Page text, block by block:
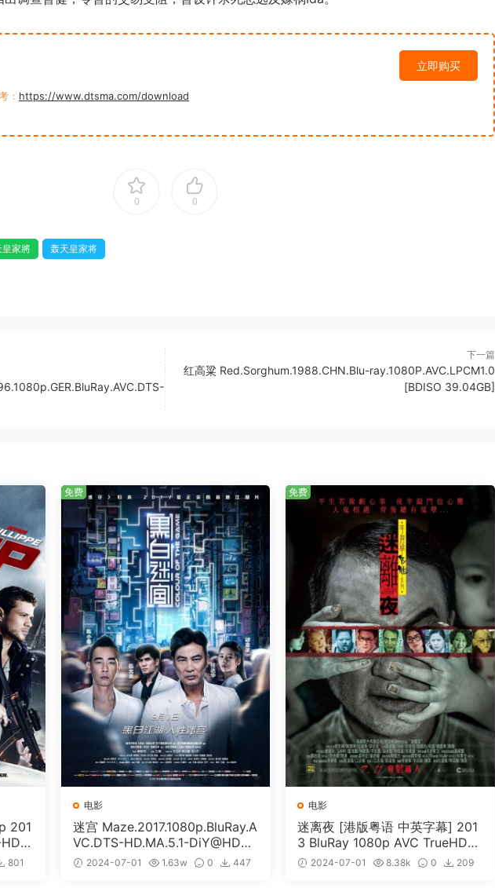
立即购买
： https://www.dtsma.com/download
0 0
皇家將 轰天皇家将
下一篇
红高粱 Red.Sorghum.1988.CHN.Blu-ray.1080P.AVC.LPCM1.0
[BDISO 39.04GB]
201
801
电影
迷宫 Maze.2017.1080p.BluRay.A
VC.DTS-HD.MA.5.1-DiY@HDHo
me [BDISO 19.7GB]
2024-07-01 1.63w 0
447
免费
电影
迷离夜 [港版粤语 中英字幕] 201
3 BluRay 1080p AVC TrueHD5.
1 [BDISO 22.64GB]
2024-07-01 8.38k 0
209
免费